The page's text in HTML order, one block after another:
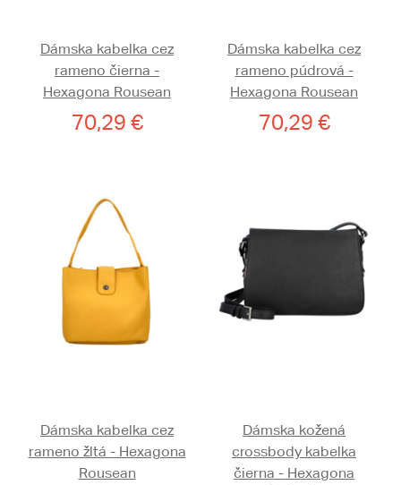
Dámska kabelka cez
rameno čierna -
Hexagona Rousean
70,29 €
Dámska kabelka cez
rameno púdrová -
Hexagona Rousean
70,29 €
Dámska kabelka cez
rameno žltá - Hexagona
Rousean
Dámska kožená
crossbody kabelka
čierna - Hexagona